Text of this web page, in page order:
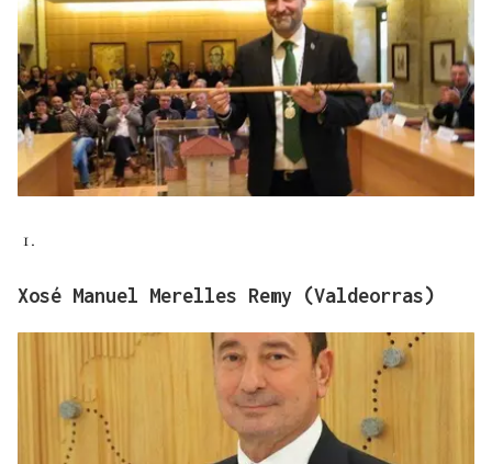
Xosé Manuel Merelles Remy (Valdeorras)